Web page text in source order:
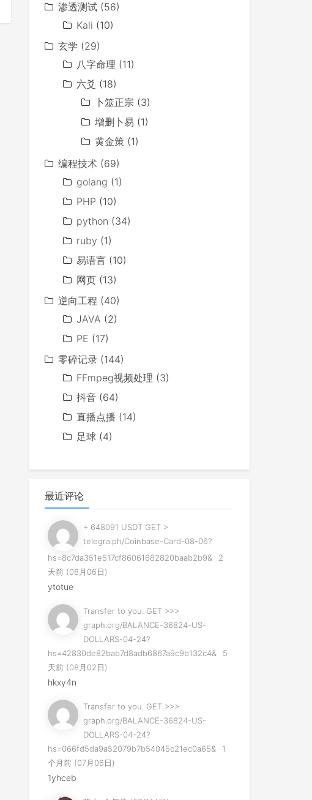
渗透测试 (56)
Kali (10)
玄学 (29)
八字命理 (11)
六爻 (18)
卜筮正宗 (3)
增删卜易 (1)
黄金策 (1)
编程技术 (69)
golang (1)
PHP (10)
python (34)
ruby (1)
易语言 (10)
网页 (13)
逆向工程 (40)
JAVA (2)
PE (17)
零碎记录 (144)
FFmpeg视频处理 (3)
抖音 (64)
直播点播 (14)
足球 (4)
最近评论
+ 648091 USDT GET >
telegra.ph/Coinbase-Card-08-06?
hs=8c7da351e517cf86061682820baab2b9&
2
天前 (08月06日)
ytotue
Transfer to you. GET >>>
graph.org/BALANCE-36824-US-
DOLLARS-04-24?
hs=42830de82bab7d8adb6867a9c9b132c4&
5
天前 (08月02日)
hkxy4n
Transfer to you. GET >>>
graph.org/BALANCE-36824-US-
DOLLARS-04-24?
hs=066fd5da9a52079b7b54045c21ec0a65&
1
个月前 (07月06日)
1yhceb